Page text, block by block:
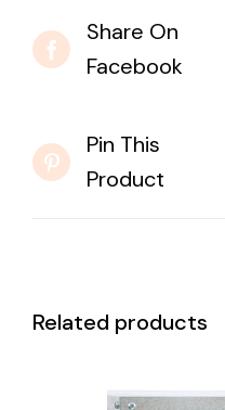
Share On
Facebook
Pin This
Product
Related products